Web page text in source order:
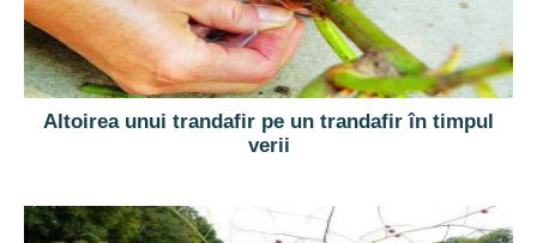
Altoirea unui trandafir pe un trandafir în timpul
verii